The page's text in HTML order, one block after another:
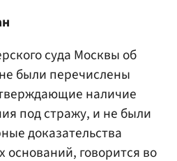
суда Москвы об
были перечислены
наличие
под стражу, и не были
доказательства
оснований, говорится во